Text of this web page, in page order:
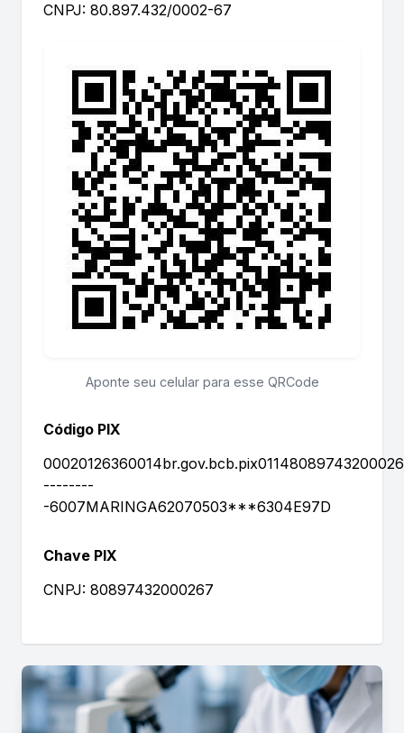
CNPJ: 80.897.432/0002-67
Aponte seu celular para esse QRCode
Código PIX
--------
-6007MARINGA62070503***6304E97D
Chave PIX
CNPJ: 80897432000267